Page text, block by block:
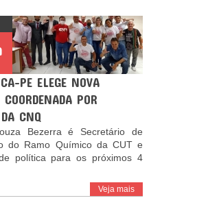
PE ELEGE NOVA
POR
CNQ
Bezerra é Secretário de
do Ramo Químico da CUT e
política para os próximos 4
Veja mais